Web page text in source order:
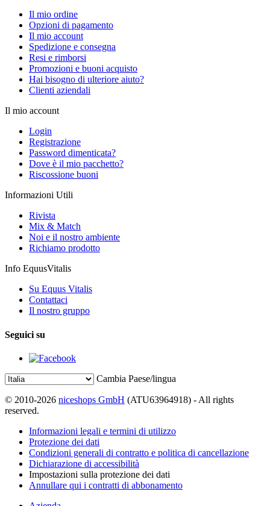
Il mio ordine
Opzioni di pagamento
Il mio account
Spedizione e consegna
Resi e rimborsi
Promozioni e buoni acquisto
Hai bisogno di ulteriore aiuto?
Clienti aziendali
Il mio account
Login
Registrazione
Password dimenticata?
Dove è il mio pacchetto?
Riscossione buoni
Informazioni Utili
Rivista
Mix & Match
Noi e il nostro ambiente
Richiamo prodotto
Info EquusVitalis
Su Equus Vitalis
Contattaci
Il nostro gruppo
Seguici su
Cambia Paese/lingua
© 2010-2026 niceshops GmbH (ATU63964918) - All rights
reserved.
Informazioni legali e termini di utilizzo
Protezione dei dati
Condizioni generali di contratto e politica di cancellazione
Dichiarazione di accessibilità
Impostazioni sulla protezione dei dati
Annullare qui i contratti di abbonamento